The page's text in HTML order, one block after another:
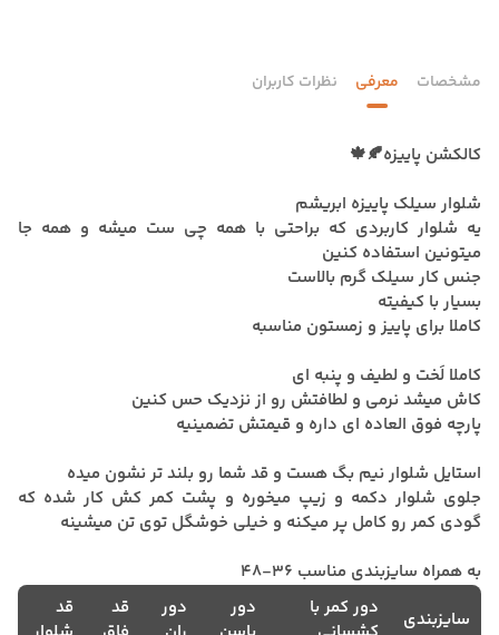
مشخصات معرفی نظرات کاربران
کالکشن پاییزه🍂🍁
شلوار سیلک پاییزه ابریشم
یه شلوار کاربردی که براحتی با همه چی ست میشه و همه جا
میتونین استفاده کنین
جنس کار سیلک گرم بالاست
بسیار با کیفیته
کاملا برای پاییز و زمستون مناسبه
کاملا لَخت و لطیف و پنبه ای
کاش میشد نرمی و لطافتش رو از نزدیک حس کنین
پارچه فوق العاده ای داره و قیمتش تضمینیه
استایل شلوار نیم بگ هست و قد شما رو بلند تر نشون میده
جلوی شلوار دکمه و زیپ میخوره و پشت کمر کش کار شده که
گودی کمر رو کامل پر میکنه و خیلی خوشگل توی تن میشینه
به همراه سایزبندی مناسب 36-48
سایزبندی
دور کمر با
دور
دور
قد
قد